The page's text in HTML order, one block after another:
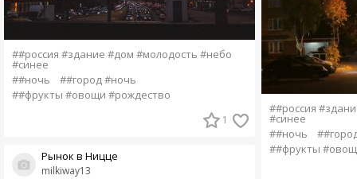
##россия #здание #дом #молодость #небо
#синее
##ночь
##город #ночь
##фрукты #овощи #рождество
1
milkiway13
Рынок в Ницце
##россия
#синее
##ночь
##фрукты